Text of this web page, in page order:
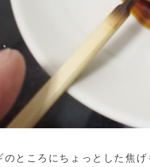
のところにちょっとした焦